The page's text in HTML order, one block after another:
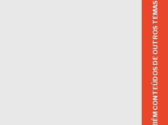
ACESSE TAMBÉM CONTEÚDOS DE OUTROS TEMAS